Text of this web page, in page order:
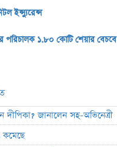
ইন্স্যুরেন্স
পরিচালক ১.৮০ কোটি শেয়ার বেচবে
জানালেন সহ-অভিনেত্রী
কমেছে